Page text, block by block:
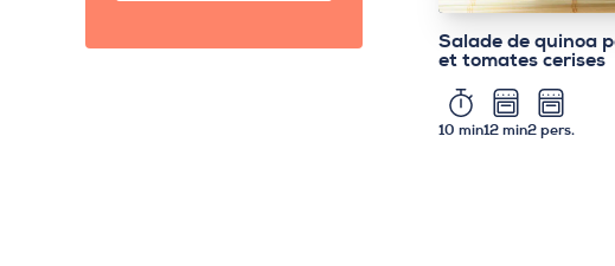
Salade de quinoa
et tomates cerises
10 min12 min2 pers.